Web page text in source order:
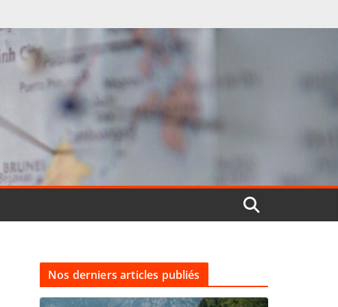
Nos derniers articles publiés